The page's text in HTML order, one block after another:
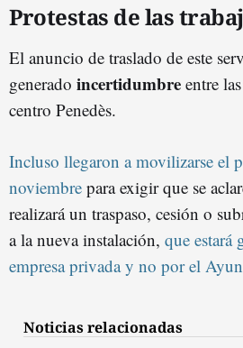
Protestas de las
El anuncio de traslado de este
generado incertidumbre entre
centro Penedès.
Incluso llegaron a movilizarse el
noviembre para exigir que se
realizará un traspaso, cesión o
a la nueva instalación, que estará
empresa privada y no por el
Noticias relacionadas